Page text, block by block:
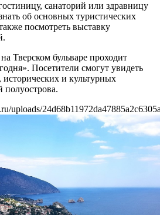
санаторий или здравницу
об основных туристических
посмотреть выставку
Тверском бульваре проходит
Посетители смогут увидеть
и культурных
полуострова.
uploads/